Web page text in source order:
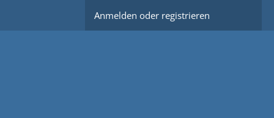
Anmelden oder registrieren